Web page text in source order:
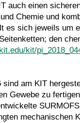
auch einen
Chemie und
es sich jeweils um
den
kit/
am KIT
Gewebe zu
mechanischen